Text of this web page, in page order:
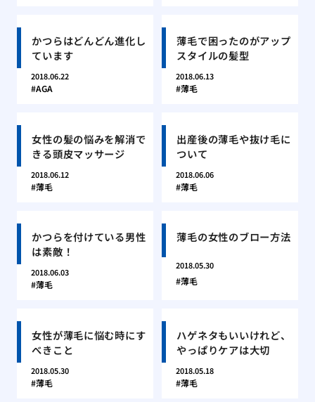
かつらはどんどん進化し
ています
2018.06.22
AGA
薄毛で困ったのがアップ
スタイルの髪型
2018.06.13
薄毛
女性の髪の悩みを解消で
きる頭皮マッサージ
2018.06.12
薄毛
出産後の薄毛や抜け毛に
ついて
2018.06.06
薄毛
かつらを付けている男性
は素敵！
2018.06.03
薄毛
薄毛の女性のブロー方法
2018.05.30
薄毛
女性が薄毛に悩む時にす
べきこと
2018.05.30
薄毛
ハゲネタもいいけれど、
やっぱりケアは大切
2018.05.18
薄毛